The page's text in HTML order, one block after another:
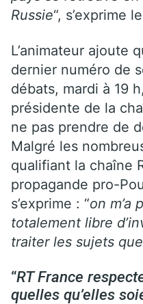
Russie“, s’exprime
L’animateur ajoute
dernier numéro de
débats, mardi à 19
présidente de la
ne pas prendre de
Malgré les
qualifiant la chaîne
propagande pro-
s’exprime : “on m’a
totalement libre
traiter les sujets
“RT France
quelles qu’elles